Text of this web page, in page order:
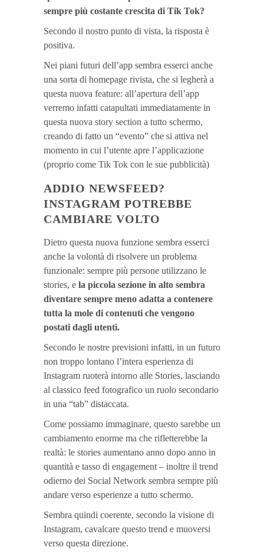
sempre più costante crescita di Tik Tok?
Secondo il nostro punto di vista, la risposta è
positiva.
Nei piani futuri dell’app sembra esserci anche
una sorta di homepage rivista, che si legherà a
questa nuova feature: all’apertura dell’app
verremo infatti catapultati immediatamente in
questa nuova story section a tutto schermo,
creando di fatto un “evento” che si attiva nel
momento in cui l’utente apre l’applicazione
(proprio come Tik Tok con le sue pubblicità)
ADDIO NEWSFEED?
INSTAGRAM POTREBBE
CAMBIARE VOLTO
Dietro questa nuova funzione sembra esserci
anche la volontà di risolvere un problema
funzionale: sempre più persone utilizzano le
stories, e la piccola sezione in alto sembra
diventare sempre meno adatta a contenere
tutta la mole di contenuti che vengono
postati dagli utenti.
Secondo le nostre previsioni infatti, in un futuro
non troppo lontano l’intera esperienza di
Instagram ruoterà intorno alle Stories, lasciando
al classico feed fotografico un ruolo secondario
in una “tab” distaccata.
Come possiamo immaginare, questo sarebbe un
cambiamento enorme ma che rifletterebbe la
realtà: le stories aumentano anno dopo anno in
quantità e tasso di engagement – inoltre il trend
odierno dei Social Network sembra sempre più
andare verso esperienze a tutto schermo.
Sembra quindi coerente, secondo la visione di
Instagram, cavalcare questo trend e muoversi
verso questa direzione.